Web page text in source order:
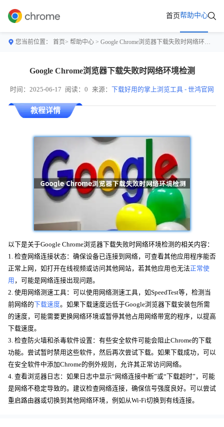
首页帮助中心
您当前位置： 首页> 帮助中心 > Google Chrome浏览器下载失败时网络环境检测
Google Chrome浏览器下载失败时网络环境检测
时间：2025-06-17 阅读：0 来源： 下载好用的掌上浏览工具 - 世鸿官网
教程详情
以下是关于Google Chrome浏览器下载失败时网络环境检测的相关内容：
1. 检查网络连接状态：确保设备已连接到网络，可查看其他应用程序能否
正常上网，如打开在线视频或访问其他网站，若其他应用也无法正常使
用 ，可能是网络连接出现问题。
2. 使用网络测速工具：可以使用网络测速工具，如SpeedTest等，检测当
前网络的下载速度。如果下载速度远低于Google浏览器下载安装包所需
的速度，可能需要更换网络环境或暂停其他占用网络带宽的程序，以提高
下载速度。
3. 检查防火墙和杀毒软件设置：有些安全软件可能会阻止Chrome的下载
功能。尝试暂时禁用这些软件，然后再次尝试下载。如果下载成功，可以
在安全软件中添加Chrome的例外规则，允许其正常访问网络。
4. 查看浏览器日志：如果日志中显示“网络连接中断”或“下载超时”，可能
是网络不稳定导致的。建议检查网络连接，确保信号强度良好。可以尝试
重启路由器或切换到其他网络环境，例如从Wi-Fi切换到有线连接。